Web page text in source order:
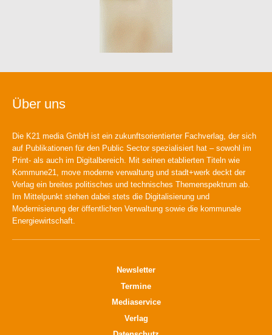
Über uns
Die K21 media GmbH ist ein zukunftsorientierter Fachverlag, der sich
auf Publikationen für den Public Sector spezialisiert hat – sowohl im
Print- als auch im Digitalbereich. Mit seinen etablierten Titeln wie
Kommune21, move moderne verwaltung und stadt+werk deckt der
Verlag ein breites politisches und technisches Themenspektrum ab.
Im Mittelpunkt stehen dabei stets die Digitalisierung und
Modernisierung der öffentlichen Verwaltung sowie die kommunale
Energiewirtschaft.
Newsletter
Termine
Mediaservice
Verlag